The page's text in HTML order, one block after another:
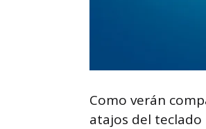
Como verán
atajos del